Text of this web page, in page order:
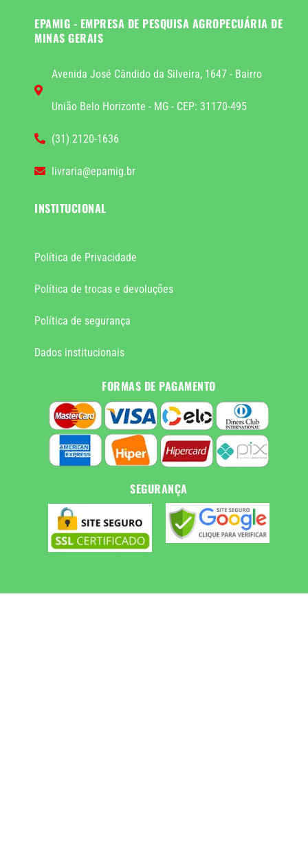
EPAMIG - EMPRESA DE PESQUISA AGROPECUÁRIA DE
MINAS GERAIS
Avenida José Cândido da Silveira, 1647 - Bairro
União Belo Horizonte - MG - CEP: 31170-495
(31) 2120-1636
livraria@epamig.br
INSTITUCIONAL
Política de Privacidade
Política de trocas e devoluções
Política de segurança
Dados institucionais
FORMAS DE PAGAMENTO
SEGURANÇA